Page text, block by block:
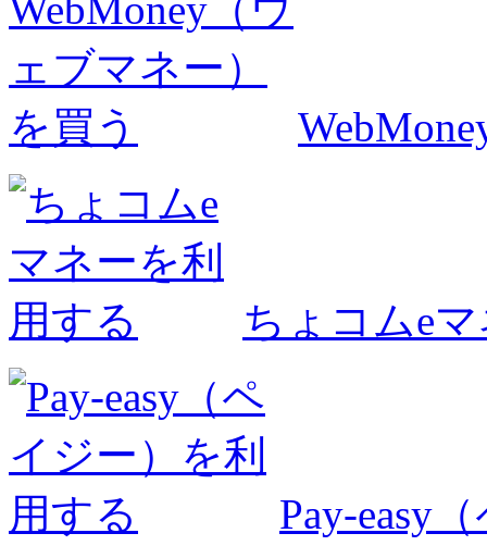
ちょコムe
Pay-easy